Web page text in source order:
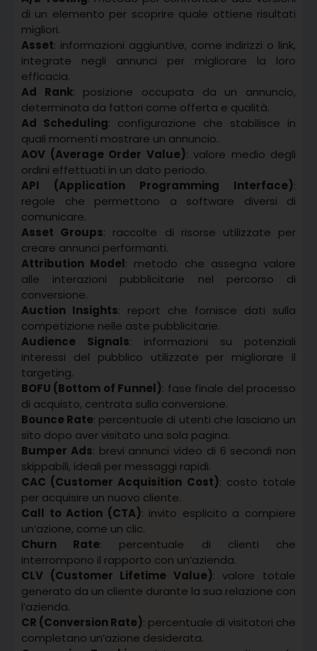
di un elemento per scoprire quale ottiene risultati
migliori.
Asset: informazioni aggiuntive, come indirizzi o link,
integrate negli annunci per migliorare la loro
efficacia.
Ad Rank: posizione occupata da un annuncio,
determinata da fattori come offerta e qualità.
Ad Scheduling: configurazione che stabilisce in
quali momenti mostrare un annuncio.
AOV (Average Order Value): valore medio degli
ordini effettuati in un dato periodo.
API (Application Programming Interface):
regole che permettono a software diversi di
comunicare.
Asset Groups: raccolte di risorse utilizzate per
creare annunci performanti.
Attribution Model: metodo che assegna valore
alle interazioni pubblicitarie nel percorso di
conversione.
Auction Insights: report che fornisce dati sulla
competizione nelle aste pubblicitarie.
Audience Signals: informazioni su potenziali
interessi del pubblico utilizzate per migliorare il
targeting.
BOFU (Bottom of Funnel): fase finale del processo
di acquisto, centrata sulla conversione.
Bounce Rate: percentuale di utenti che lasciano un
sito dopo aver visitato una sola pagina.
Bumper Ads: brevi annunci video di 6 secondi non
skippabili, ideali per messaggi rapidi.
CAC (Customer Acquisition Cost): costo totale
per acquisire un nuovo cliente.
Call to Action (CTA): invito esplicito a compiere
un’azione, come un clic.
Churn Rate: percentuale di clienti che
interrompono il rapporto con un’azienda.
CLV (Customer Lifetime Value): valore totale
generato da un cliente durante la sua relazione con
l’azienda.
CR (Conversion Rate): percentuale di visitatori che
completano un’azione desiderata.